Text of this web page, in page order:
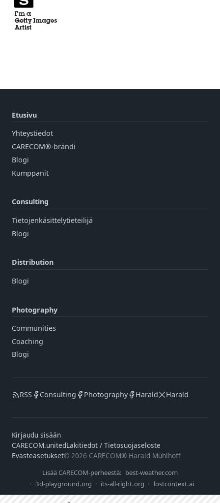
Etusivu
Yhteystiedot
CARECOM®-brändi
Blogi
Kumppanit
Consulting
Tietojenkäsittelytieteilijä
Blogi
Distribution
Blogi
Photography
Communities
Coaching
Blogi
RSS Consulting Photography Harald Harald
Kirjaudu sisään
CARECOM.unitedLakitiedot / Tietosuojaseloste
Evästeasetukset© 2026 CARECOM® Harald Mühlhoff
Lisää CARECOM-perheestä: best-weather.com
3d-playground.org
its-all-right.org lostcontext.ai